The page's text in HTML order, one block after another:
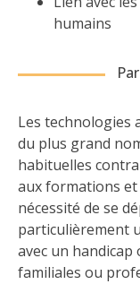
humains
Les technologies
du plus grand
habituelles
aux formations
nécessité de se
particulièrement
avec un
familiales ou